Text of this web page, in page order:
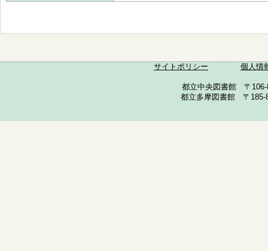
サイトポリシー 個人情
都立中央図書館 〒
都立多摩図書館 〒185-